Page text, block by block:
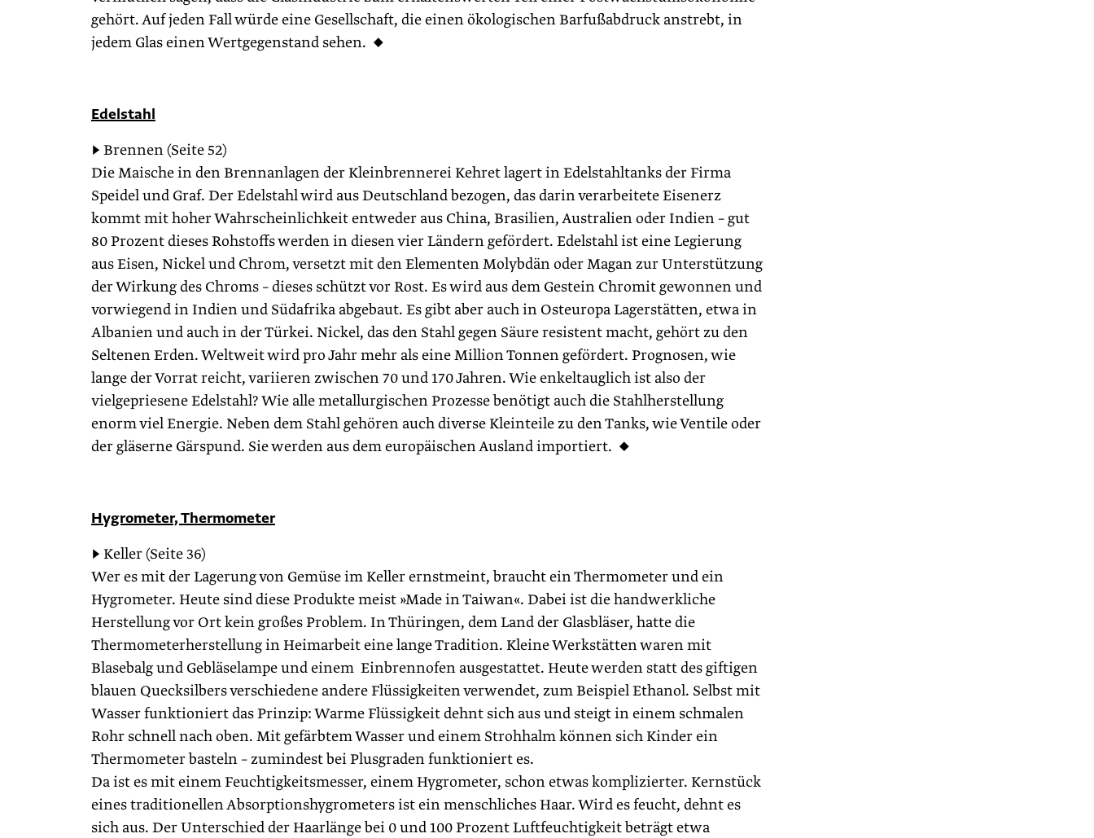
gehört. Auf jeden Fall würde eine Gesellschaft, die einen ökologischen Barfußabdruck anstrebt, in
jedem Glas einen Wertgegenstand sehen. ◆
Edelstahl
▶ Brennen (Seite 52)
Die Maische in den Brennanlagen der Kleinbrennerei Kehret lagert in Edelstahltanks der Firma
Speidel und Graf. Der Edelstahl wird aus Deutschland bezogen, das darin verarbeitete Eisenerz
kommt mit hoher Wahrscheinlichkeit entweder aus China, Brasilien, Australien oder Indien – gut
80 Prozent dieses Rohstoffs werden in diesen vier Ländern gefördert. Edelstahl ist eine Legierung
aus Eisen, Nickel und Chrom, versetzt mit den Elementen Molybdän oder Magan zur Unterstützung
der Wirkung des Chroms – dieses schützt vor Rost. Es wird aus dem Gestein Chromit gewonnen und
vorwiegend in Indien und Südafrika abgebaut. Es gibt aber auch in Osteuropa Lagerstätten, etwa in
Albanien und auch in der Türkei. Nickel, das den Stahl gegen Säure resistent macht, gehört zu den
Seltenen Erden. Weltweit wird pro Jahr mehr als eine Million Tonnen gefördert. Prognosen, wie
lange der Vorrat reicht, vari­ieren zwischen 70 und 170 Jahren. Wie enkeltauglich ist also der
vielgepriesene Edelstahl? Wie alle metallur­gischen Prozesse benötigt auch die Stahlherstellung
enorm viel Energie. Neben dem Stahl gehören auch diverse Kleinteile zu den Tanks, wie Ventile oder
der gläserne Gärspund. Sie werden aus dem europäischen Ausland importiert. ◆
Hygrometer, Thermometer
▶ Keller (Seite 36)
Wer es mit der Lagerung von Gemüse im Keller ernstmeint, braucht ein Thermometer und ein
Hygrometer. Heute sind diese Produkte meist »Made in Taiwan«. Dabei ist die handwerkliche
Herstellung vor Ort kein großes Problem. In Thüringen, dem Land der Glasbläser, hatte die
Thermometerherstellung in Heimarbeit eine lange Tradition. Kleine Werkstätten waren mit
Blasebalg und Gebläselampe und einem Einbrennofen ausgestattet. Heute werden statt des giftigen
blauen Quecksilbers verschiedene andere Flüssigkeiten verwendet, zum Beispiel Ethanol. Selbst mit
Wasser funktioniert das Prinzip: Warme Flüssigkeit dehnt sich aus und steigt in einem schmalen
Rohr schnell nach oben. Mit gefärbtem Wasser und einem Strohhalm können sich Kinder ein
Thermometer basteln – zumindest bei Plusgraden funktioniert es.
Da ist es mit einem Feuchtigkeitsmesser, einem Hygrometer, schon etwas komplizierter. Kernstück
eines traditionellen Absorptionshygrometers ist ein menschliches Haar. Wird es feucht, dehnt es
sich aus. Der Unterschied der Haarlänge bei 0 und 100 Prozent Luftfeuchtigkeit beträgt etwa